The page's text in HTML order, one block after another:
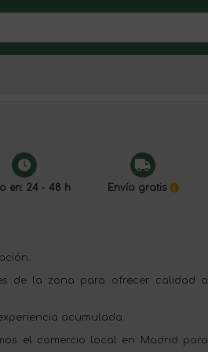
en: 24 - 48 h Envío gratis
de la zona para ofrecer calidad a
acumulada.
el comercio local en Madrid para